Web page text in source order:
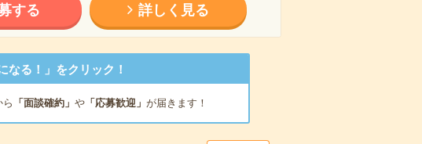
する 詳しく見る
る！」をクリック！
ら 「面談確約」 や「応募歓迎」 が届きます！